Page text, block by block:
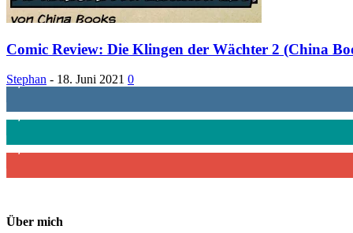
Comic Review: Die Klingen der Wächter 2 (China
Stephan - 18. Juni 2021 0
1,887 Follower
Über mich